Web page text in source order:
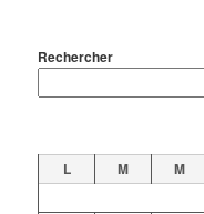
Rechercher
L M M